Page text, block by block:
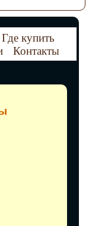
Где купить
Контакты